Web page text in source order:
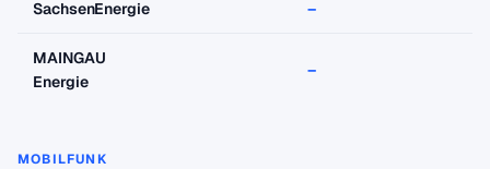
SachsenEnergie –
MAINGAU
Energie
–
MOBILFUNK